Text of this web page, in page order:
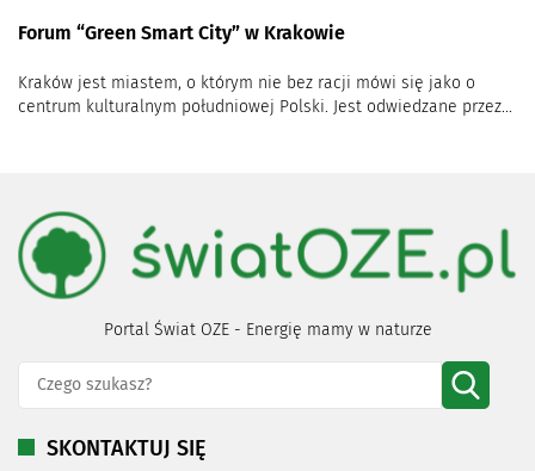
Forum “Green Smart City” w Krakowie
Kraków jest miastem, o którym nie bez racji mówi się jako o
centrum kulturalnym południowej Polski. Jest odwiedzane przez...
Portal Świat OZE - Energię mamy w naturze
SKONTAKTUJ SIĘ